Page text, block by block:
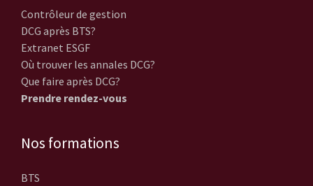
Contrôleur de gestion
DCG après BTS?
Extranet ESGF
Où trouver les annales DCG?
Que faire après DCG?
Prendre rendez-vous
Nos formations
BTS